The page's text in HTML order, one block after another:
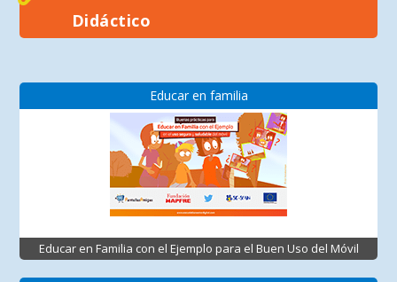
Didáctico
Educar en familia
Educar en Familia con el Ejemplo para el Buen Uso del Móvil